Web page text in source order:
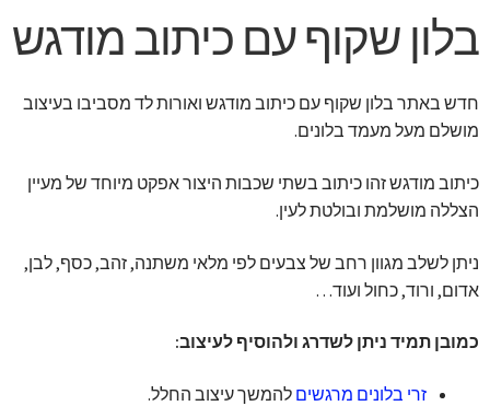
בלון שקוף עם כיתוב מודגש
חדש באתר בלון שקוף עם כיתוב מודגש ואורות לד מסביבו בעיצוב
מושלם מעל מעמד בלונים.
כיתוב מודגש זהו כיתוב בשתי שכבות היצור אפקט מיוחד של מעיין
הצללה מושלמת ובולטת לעין.
ניתן לשלב מגוון רחב של צבעים לפי מלאי משתנה, זהב, כסף, לבן,
אדום, ורוד, כחול ועוד…
כמובן תמיד ניתן לשדרג ולהוסיף לעיצוב:
זרי בלונים מרגשים להמשך עיצוב החלל.